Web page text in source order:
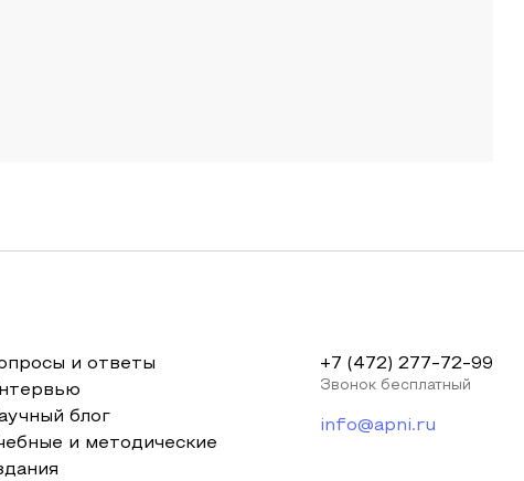
и ответы
блог
и методические
+7 (472) 277-72-99
Звонок бесплатный
info@apni.ru